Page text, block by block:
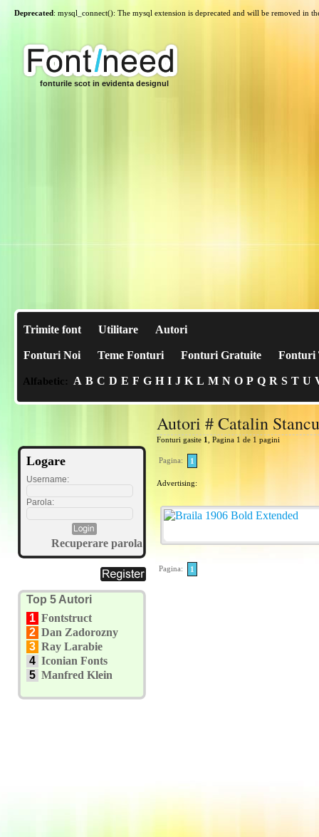
Deprecated: mysql_connect(): The mysql extension is deprecated and will be removed in
fonturile scot in evidenta designul
Trimite font Utilitare Autori
Fonturi Noi Teme Fonturi Fonturi Gratuite Fonturi
Alfabetic: A B C D E F G H I J K L M N O P Q R S T U
Logare
Username:
Parola:
Recuperare parola
Top 5 Autori
1 Fontstruct
2 Dan Zadorozny
3 Ray Larabie
4 Iconian Fonts
5 Manfred Klein
Autori # Catalin Stancu
Fonturi gasite 1 , Pagina 1 de 1 pagini
Pagina: 1
Advertising:
Pagina: 1